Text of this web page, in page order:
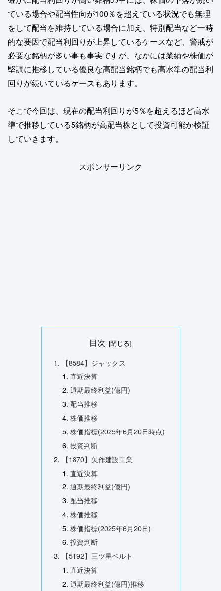
ている場合や配当性向が100％を超えている状況でも無理
をして配当を維持している場合に加え、特別配当など一時
的な要因で配当利回りが上昇しているケースなど、警戒が
必要な銘柄が多い事も事実ですが、なかには業績や株価が
堅調に推移している優良な高配当銘柄でも高水準の配当利
回りが続いているケースもあります。
そこで今回は、現在の配当利回りが5％を超えるほど高水
準で推移している5銘柄が高配当株として投資可能か検証
していきます。
スポンサーリンク
目次
【8584】ジャックス
直近決算
通期最終利益(億円)
配当推移
株価推移
株価指標(2025年6月20日時点)
投資判断
【1870】矢作建設工業
直近決算
通期最終利益(億円)
配当推移
株価推移
株価指標(2025年6月20日)
投資判断
【5192】三ツ星ベルト
直近決算
通期最終利益(億円)推移